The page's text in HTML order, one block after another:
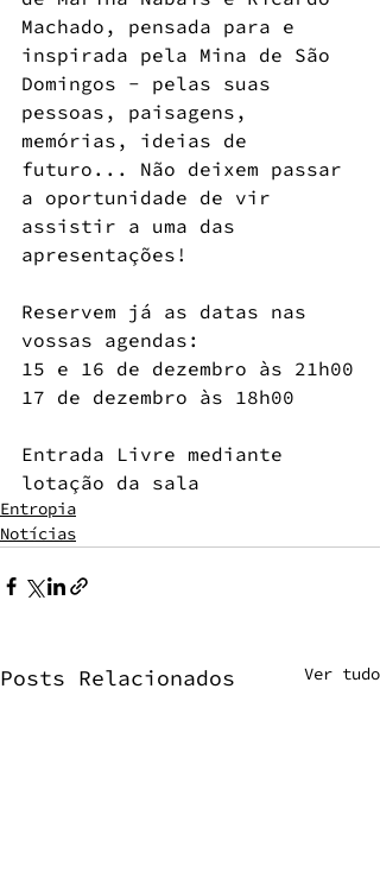
Machado, pensada para e
inspirada pela Mina de São
Domingos - pelas suas
pessoas, paisagens,
memórias, ideias de
futuro... Não deixem passar
a oportunidade de vir
assistir a uma das
apresentações!
Reservem já as datas nas
vossas agendas:
15 e 16 de dezembro às 21h00
17 de dezembro às 18h00
Entrada Livre mediante
lotação da sala
Entropia
Notícias
Posts Relacionados Ver tudo